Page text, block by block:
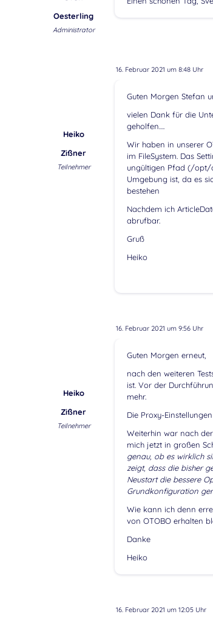
Oesterling
Administrator
16. Februar 2021 um 8:48 Uhr
Heiko
Zißner
Teilnehmer
Guten Morgen Stefan
vielen Dank für die
geholfen….
Wir haben in unserer
im FileSystem. Das
ungültigen Pfad (/opt/
Umgebung ist, da es
bestehen
Nachdem ich
abrufbar.
Gruß
Heiko
16. Februar 2021 um 9:56 Uhr
Heiko
Zißner
Teilnehmer
Guten Morgen erneut,
nach den weiteren
ist. Vor der
mehr.
Die Proxy-
Weiterhin war nach
mich jetzt in großen
genau, ob es wirklich
zeigt, dass die bisher
Neustart die bessere
Grundkonfiguration
Wie kann ich denn
von OTOBO erhalten
Danke
Heiko
16. Februar 2021 um 12:05 Uhr